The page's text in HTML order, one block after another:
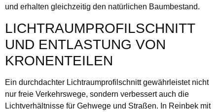
und erhalten gleichzeitig den natürlichen Baumbestand.
LICHTRAUMPROFILSCHNITT
UND ENTLASTUNG VON
KRONENTEILEN
Ein durchdachter Lichtraumprofilschnitt gewährleistet nicht
nur freie Verkehrswege, sondern verbessert auch die
Lichtverhältnisse für Gehwege und Straßen. In Reinbek mit